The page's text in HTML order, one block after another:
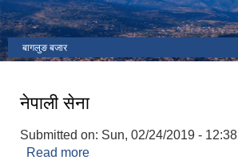
बागलुङ बजार
नेपाली सेना
Submitted on: Sun, 02/24/2019 - 12:38
Read more